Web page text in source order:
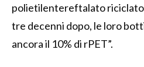
polietilentereftalato riciclato
tre decenni dopo, le loro
ancora il 10% di rPET”.